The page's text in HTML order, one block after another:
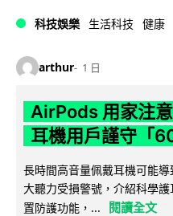
科技娛樂 生活科技 健康
arthur 1 日
AirPods 用家注
耳機用戶謹守「
長時間高音量佩戴耳機可能
大聽力受損警號，介紹科學
置防護功能，...
閱讀全文